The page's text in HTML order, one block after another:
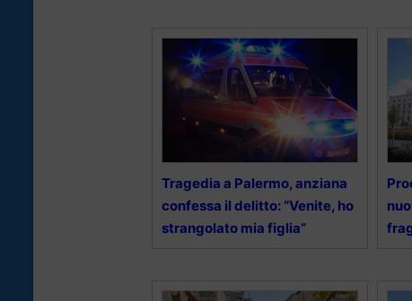
Tragedia a Palermo, anziana
confessa il delitto: “Venite, ho
strangolato mia figlia”